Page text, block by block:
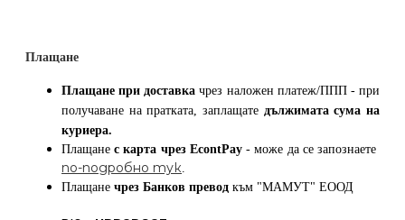
Плащане
Плащане при доставка чрез наложен платеж/ППП - при
получаване на пратката, заплащате дължимата сума на
куриера.
Плащанес карта чрез EcontPay- може да се запознаете
по-подробно тук
Плащане чрез Банков превод към "МАМУТ" ЕООД